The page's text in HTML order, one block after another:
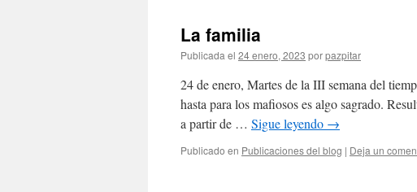
La familia
Publicada el 24 enero, 2023 porpazpitar
24 de enero, Martes de la III semana del
hasta para los mafiosos es algo sagrado.
a partir de … Sigue leyendo →
Publicado en Publicaciones del blog | Deja un